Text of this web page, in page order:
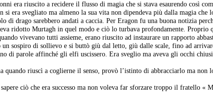
era riuscito a recidere il flusso di magia che si stava esaurendo così
era svegliato ma almeno la sua vita non dipendeva più dalla magia che
drago sarebbero andati a caccia. Per Eragon fu una buona notizia
ridotto Murtagh in quel modo e ciò lo turbava profondamente. Proprio
vivevano tutti assieme, erano riuscito ad instaurare un rapporto
sospiro di sollievo e si buttò giù dal letto, giù dalle scale, fino ad
di parole affinché gli elfi uscissero. Era sveglio ma aveva gli occhi
quando riuscì a coglierne il senso, provò l’istinto di abbracciarlo ma non
ciò che era successo ma non voleva far sforzare troppo il fratello «